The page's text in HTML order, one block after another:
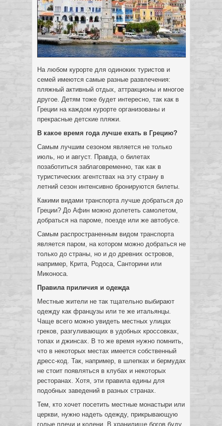
На любом курорте для одиноких туристов и
семей имеются самые разные развлечения:
пляжный активный отдых, аттракционы и многое
другое. Детям тоже будет интересно, так как в
Греции на каждом курорте организованы и
прекрасные детские пляжи.
В какое время года лучше ехать в Грецию?
Самым лучшим сезоном является не только
июль, но и август. Правда, о билетах
позаботиться заблаговременно, так как в
туристических агентствах на эту страну в
летний сезон интенсивно бронируются билеты.
Какими видами транспорта лучше добраться до
Греции? До Афин можно долететь самолетом,
добраться на пароме, поезде или же автобусе.
Самым распространенным видом транспорта
является паром, на котором можно добраться не
только до страны, но и до древних островов,
например, Крита, Родоса, Санторини или
Миконоса.
Правила приличия и одежда
Местные жители не так тщательно выбирают
одежду как французы или те же итальянцы.
Чаще всего можно увидеть местных улицах
греков, разгуливающих в удобных кроссовках,
топах и джинсах. В то же время нужно помнить,
что в некоторых местах имеется собственный
дресс-код. Так, например, в шлепках и бермудах
не стоит появляться в клубах и некоторых
ресторанах. Хотя, эти правила едины для
подобных заведений в разных странах.
Тем, кто хочет посетить местные монастыри или
церкви, нужно надеть одежду, прикрывающую
голые плечи и колени. В хранилище богов буду